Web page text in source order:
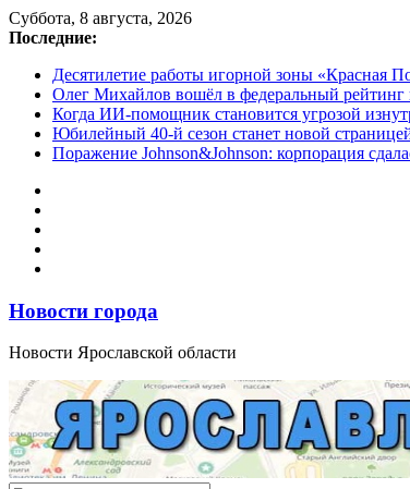
Перейти
к
Суббота, 8 августа, 2026
Последние:
Десятилетие работы игорной зоны «Красная
Олег Михайлов вошёл в федеральный рейтинг
Когда ИИ-помощник становится угрозой
Юбилейный 40-й сезон станет новой
Поражение Johnson&Johnson: корпорация
Новости города
Новости Ярославской области